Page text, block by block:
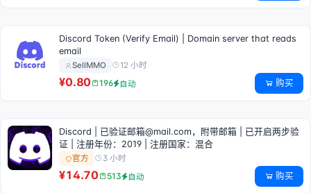
Discord Token (Verify Email) | Domain server that reads
email
SellMMO 12 小时
¥0.80 196 自动 购买
Discord | 已验证邮箱@mail.com，附带邮箱 | 已开启两步验
证 | 注册年份：2019 | 注册国家：混合
官方 3 小时
¥14.70 513 自动 购买